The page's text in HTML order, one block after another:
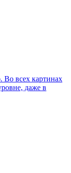
Во всех картинах
даже в